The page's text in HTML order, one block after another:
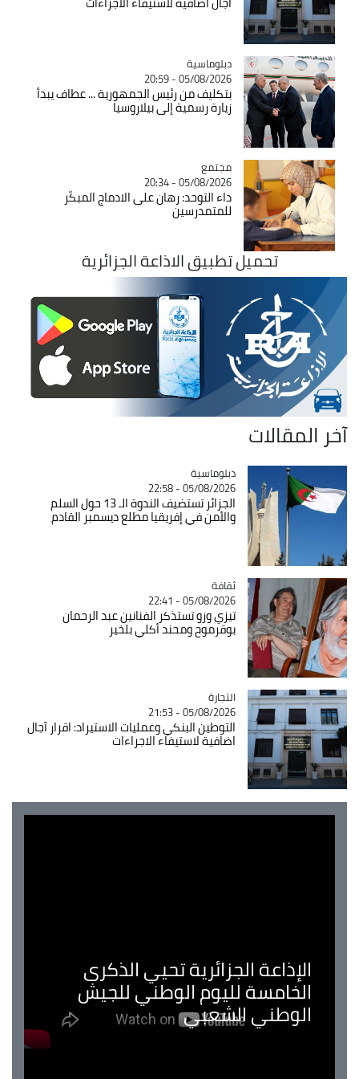
Catégorie
دبلوماسية
05/08/2026 - 20:59
بتكليف من رئيس الجمهورية ... عطاف يبدأ
زيارة رسمية إلى بيلاروسيا
Catégorie
مجتمع
05/08/2026 - 20:34
داء التوحد: رهان على الادماج المبكّر
للمتمدرسين
تحميل تطبيق الاذاعة الجزائرية
آخر المقالات
Catégorie
دبلوماسية
05/08/2026 - 22:58
الجزائر تستضيف الندوة الـ 13 حول السلم
والأمن في إفريقيا مطلع ديسمبر القادم
Catégorie
ثقافة
05/08/2026 - 22:41
تيزي وزو تستذكر الفنانين عبد الرحمان
بوقرموح ومحند أكلي بلخير
Catégorie
التجارة
05/08/2026 - 21:53
التوطين البنكي وعمليات الاستيراد: اقرار آجال
اضافية لاستيفاء الاجراءات
الإذاعة الجزائرية تحيي الذكرى
الخامسة لليوم الوطني للجيش
الوطني الشعبي